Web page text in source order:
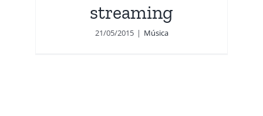
streaming
21/05/2015 | Música